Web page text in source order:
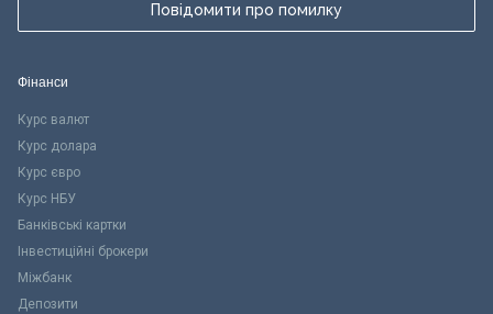
Повідомити про помилку
Фінанси
Курс валют
Курс долара
Курс євро
Курс НБУ
Банківські картки
Інвестиційні брокери
Міжбанк
Депозити